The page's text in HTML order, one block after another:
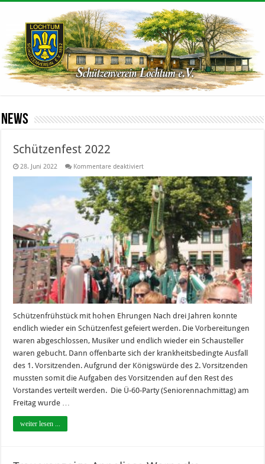
News
Schützenfest 2022
28. Juni 2022 Kommentare deaktiviertfür
2022
Schützenfrühstück mit hohen Ehrungen Nach drei Jahren konnte
endlich wieder ein Schützenfest gefeiert werden. Die Vorbereitungen
waren abgeschlossen, Musiker und endlich wieder ein Schausteller
waren gebucht. Dann offenbarte sich der krankheitsbedingte Ausfall
des 1. Vorsitzenden. Aufgrund der Königswürde des 2. Vorsitzenden
mussten somit die Aufgaben des Vorsitzenden auf den Rest des
Vorstandes verteilt werden. Die Ü-60-Party (Seniorennachmittag) am
Freitag wurde …
weiter lesen ...